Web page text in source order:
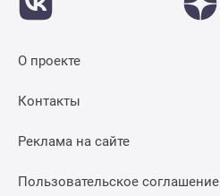
О проекте
Контакты
Реклама на сайте
Пользовательское соглашение